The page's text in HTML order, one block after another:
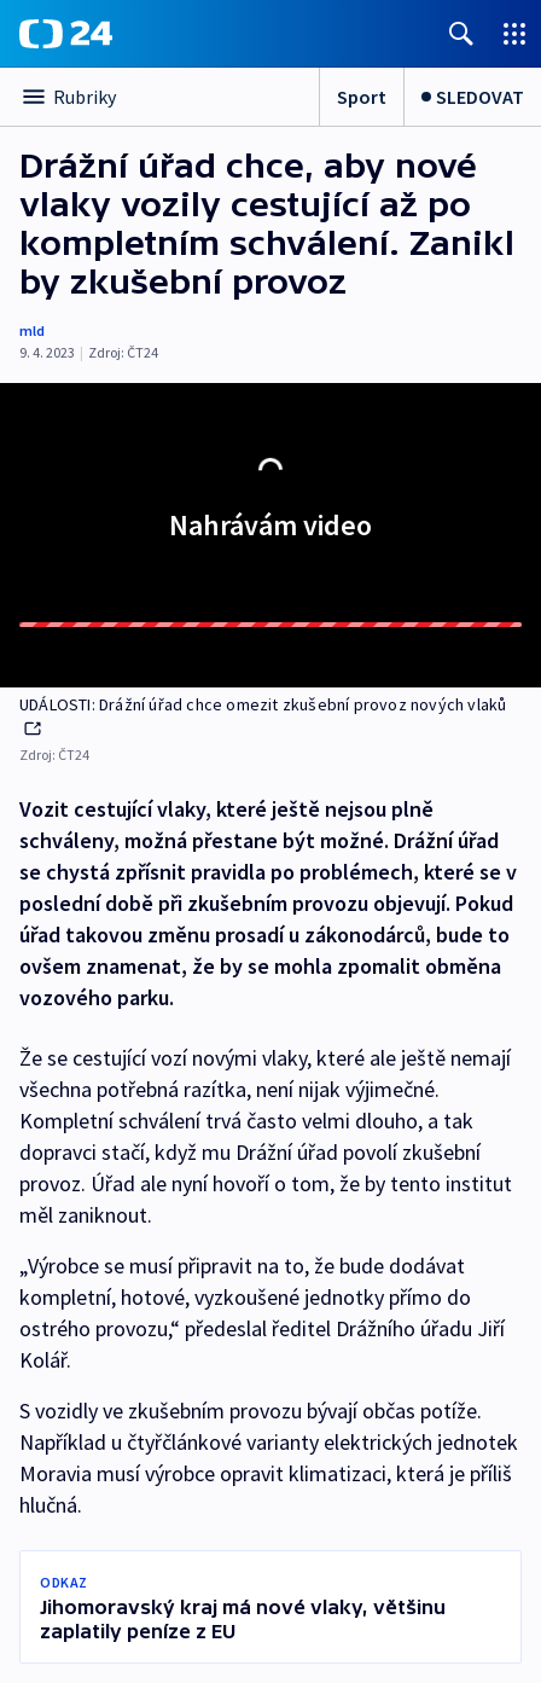
Rubriky Sport SLEDOVAT
Drážní úřad chce, aby nové
vlaky vozily cestující až po
kompletním schválení. Zanikl
by zkušební provoz
mld
9. 4. 2023 | Zdroj: ČT24
Nahrávám video
UDÁLOSTI: Drážní úřad chce omezit zkušební provoz nových vlaků
Zdroj: ČT24
Vozit cestující vlaky, které ještě nejsou plně
schváleny, možná přestane být možné. Drážní úřad
se chystá zpřísnit pravidla po problémech, které se v
poslední době při zkušebním provozu objevují. Pokud
úřad takovou změnu prosadí u zákonodárců, bude to
ovšem znamenat, že by se mohla zpomalit obměna
vozového parku.
Že se cestující vozí novými vlaky, které ale ještě nemají
všechna potřebná razítka, není nijak výjimečné.
Kompletní schválení trvá často velmi dlouho, a tak
dopravci stačí, když mu Drážní úřad povolí zkušební
provoz. Úřad ale nyní hovoří o tom, že by tento institut
měl zaniknout.
„Výrobce se musí připravit na to, že bude dodávat
kompletní, hotové, vyzkoušené jednotky přímo do
ostrého provozu,“ předeslal ředitel Drážního úřadu Jiří
Kolář.
S vozidly ve zkušebním provozu bývají občas potíže.
Například u čtyřčlánkové varianty elektrických jednotek
Moravia musí výrobce opravit klimatizaci, která je příliš
hlučná.
ODKAZ
Jihomoravský kraj má nové vlaky, většinu
zaplatily peníze z EU